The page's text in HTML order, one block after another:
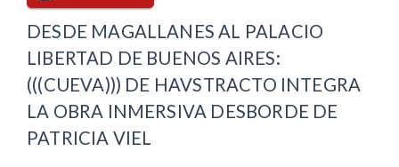
DESDE MAGALLANES AL PALACIO
LIBERTAD DE BUENOS AIRES:
(((CUEVA))) DE HAVSTRACTO INTEGRA
LA OBRA INMERSIVA DESBORDE DE
PATRICIA VIEL